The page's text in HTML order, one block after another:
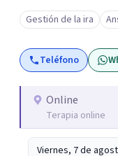
de nuestro mundo
experiencias
relacionarnos. Mi misión es ofrecer un espacio de
acompañamiento
cada persona.
la psicología con
ayudar a mis
Gestión de la ira
Teléfono
Online
Terapia online
Viernes, 7 de